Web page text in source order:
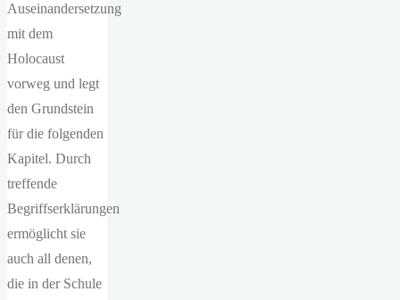
Auseinandersetzung
mit dem
Holocaust
vorweg und legt
den Grundstein
für die folgenden
Kapitel. Durch
treffende
Begriffserklärungen
ermöglicht sie
auch all denen,
die in der Schule